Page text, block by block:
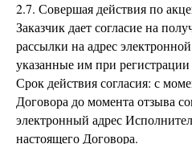
2.7. Совершая действия по
Заказчик дает согласие на
рассылки на адрес
указанные им при
Срок действия согласия: с
Договора до момента отзыва
электронный адрес
настоящего Договора.